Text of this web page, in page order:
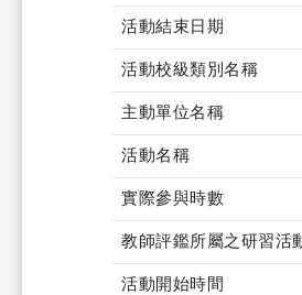
活動結束日期
活動校級類別名稱
主動單位名稱
活動名稱
實際參與時數
教師評鑑所屬之研習活
活動開始時間